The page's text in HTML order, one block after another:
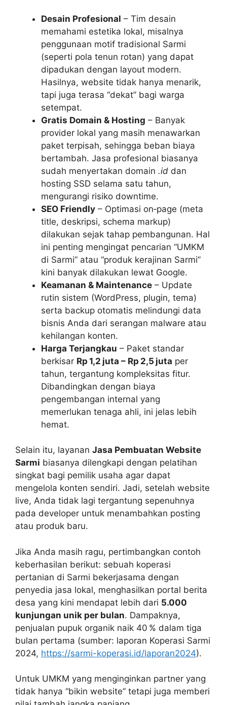
Desain Profesional – Tim desain
memahami estetika lokal, misalnya
penggunaan motif tradisional Sarmi
(seperti pola tenun rotan) yang dapat
dipadukan dengan layout modern.
Hasilnya, website tidak hanya menarik,
tapi juga terasa “dekat” bagi warga
setempat.
Gratis Domain & Hosting – Banyak
provider lokal yang masih menawarkan
paket terpisah, sehingga beban biaya
bertambah. Jasa profesional biasanya
sudah menyertakan domain .id dan
hosting SSD selama satu tahun,
mengurangi risiko downtime.
SEO Friendly – Optimasi on‑page (meta
title, deskripsi, schema markup)
dilakukan sejak tahap pembangunan. Hal
ini penting mengingat pencarian “UMKM
di Sarmi” atau “produk kerajinan Sarmi”
kini banyak dilakukan lewat Google.
Keamanan & Maintenance – Update
rutin sistem (WordPress, plugin, tema)
serta backup otomatis melindungi data
bisnis Anda dari serangan malware atau
kehilangan konten.
Harga Terjangkau – Paket standar
berkisar Rp 1,2 juta – Rp 2,5 juta per
tahun, tergantung kompleksitas fitur.
Dibandingkan dengan biaya
pengembangan internal yang
memerlukan tenaga ahli, ini jelas lebih
hemat.
Selain itu, layanan Jasa Pembuatan Website
Sarmi biasanya dilengkapi dengan pelatihan
singkat bagi pemilik usaha agar dapat
mengelola konten sendiri. Jadi, setelah website
live, Anda tidak lagi tergantung sepenuhnya
pada developer untuk menambahkan posting
atau produk baru.
Jika Anda masih ragu, pertimbangkan contoh
keberhasilan berikut: sebuah koperasi
pertanian di Sarmi bekerjasama dengan
penyedia jasa lokal, menghasilkan portal berita
desa yang kini mendapat lebih dari 5.000
kunjungan unik per bulan. Dampaknya,
penjualan pupuk organik naik 40 % dalam tiga
bulan pertama (sumber: laporan Koperasi Sarmi
2024, https://sarmi-koperasi.id/laporan2024).
Untuk UMKM yang menginginkan partner yang
tidak hanya “bikin website” tetapi juga memberi